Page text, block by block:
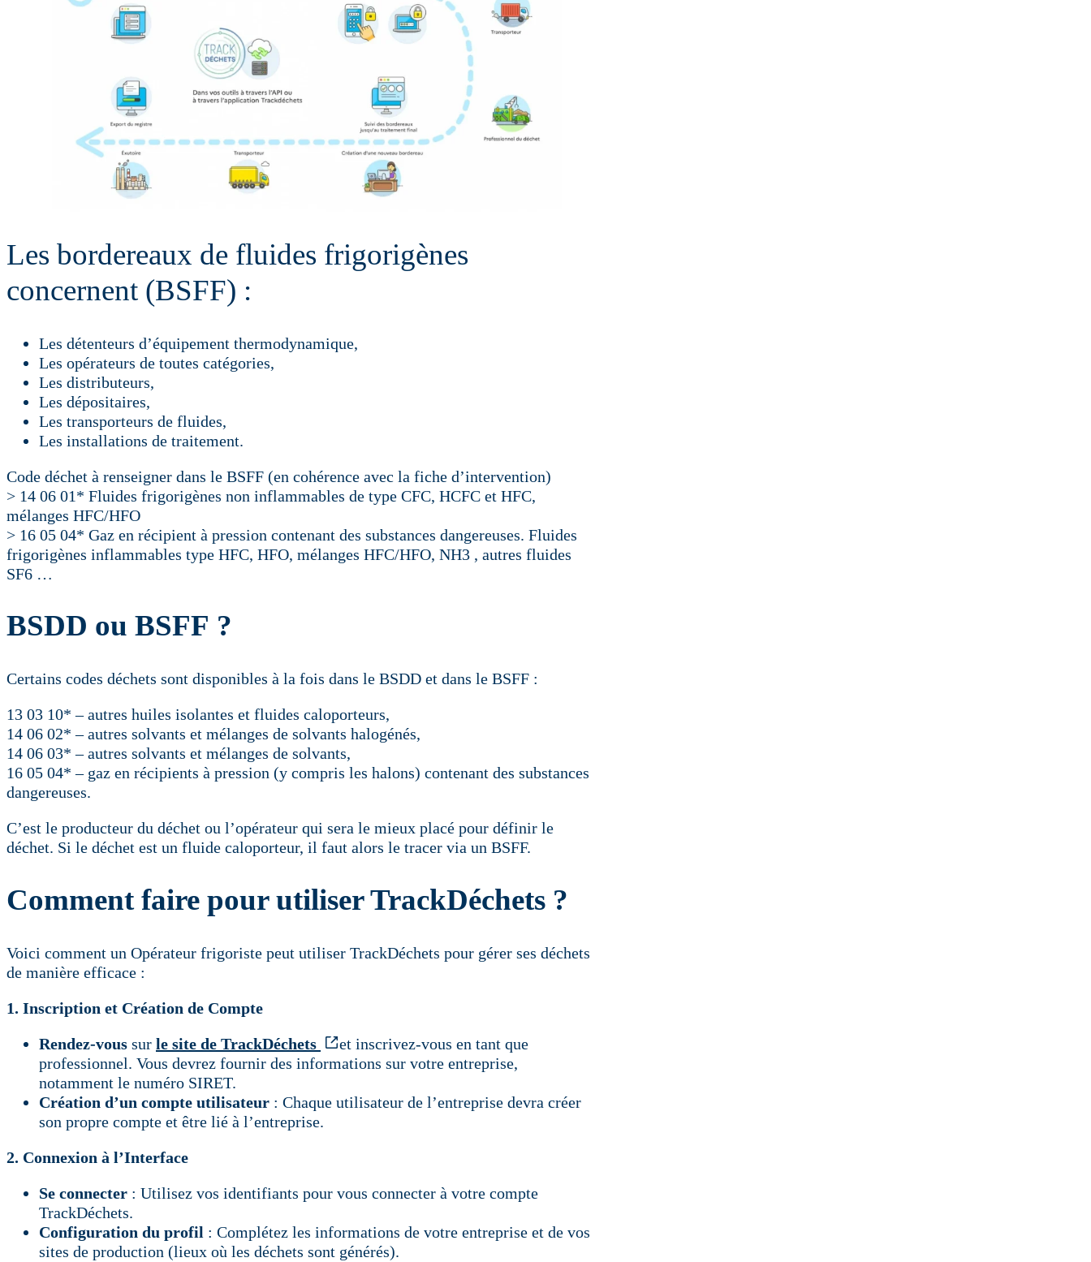
Les bordereaux de fluides frigorigènes
concernent (BSFF) :
Les détenteurs d’équipement thermodynamique,
Les opérateurs de toutes catégories,
Les distributeurs,
Les dépositaires,
Les transporteurs de fluides,
Les installations de traitement.
Code déchet à renseigner dans le BSFF (en cohérence avec la fiche d’intervention)
> 14 06 01* Fluides frigorigènes non inflammables de type CFC, HCFC et HFC,
mélanges HFC/HFO
> 16 05 04* Gaz en récipient à pression contenant des substances dangereuses. Fluides
frigorigènes inflammables type HFC, HFO, mélanges HFC/HFO, NH3 , autres fluides
SF6 …
BSDD ou BSFF ?
Certains codes déchets sont disponibles à la fois dans le BSDD et dans le BSFF :
13 03 10* – autres huiles isolantes et fluides caloporteurs,
14 06 02* – autres solvants et mélanges de solvants halogénés,
14 06 03* – autres solvants et mélanges de solvants,
16 05 04* – gaz en récipients à pression (y compris les halons) contenant des substances
dangereuses.
C’est le producteur du déchet ou l’opérateur qui sera le mieux placé pour définir le
déchet. Si le déchet est un fluide caloporteur, il faut alors le tracer via un BSFF.
Comment faire pour utiliser TrackDéchets ?
Voici comment un Opérateur frigoriste peut utiliser TrackDéchets pour gérer ses déchets
de manière efficace :
1. Inscription et Création de Compte
Rendez-vous sur le site de TrackDéchets
et inscrivez-vous en tant que
professionnel. Vous devrez fournir des informations sur votre entreprise,
notamment le numéro SIRET.
Création d’un compte utilisateur : Chaque utilisateur de l’entreprise devra créer
son propre compte et être lié à l’entreprise.
2. Connexion à l’Interface
Se connecter : Utilisez vos identifiants pour vous connecter à votre compte
TrackDéchets.
Configuration du profil : Complétez les informations de votre entreprise et de vos
sites de production (lieux où les déchets sont générés).